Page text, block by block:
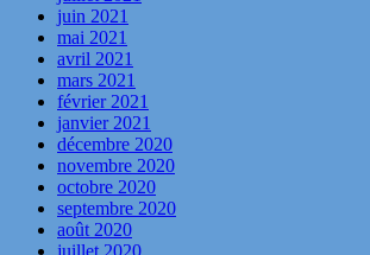
juin 2021
mai 2021
avril 2021
mars 2021
février 2021
janvier 2021
décembre 2020
novembre 2020
octobre 2020
septembre 2020
août 2020